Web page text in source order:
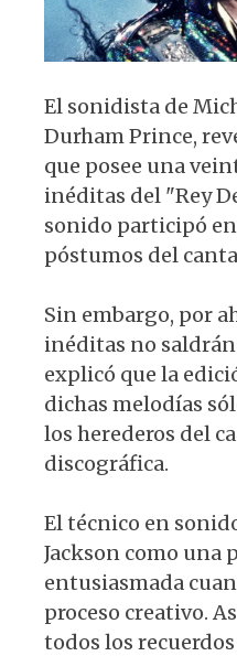
El sonidista de
Durham Prince,
que posee una
inéditas del "Rey
sonido participó
póstumos del
Sin embargo, por
inéditas no
explicó que la
dichas melodías
los herederos del
discográfica.
El técnico en
Jackson como una
entusiasmada
proceso creativo.
todos los